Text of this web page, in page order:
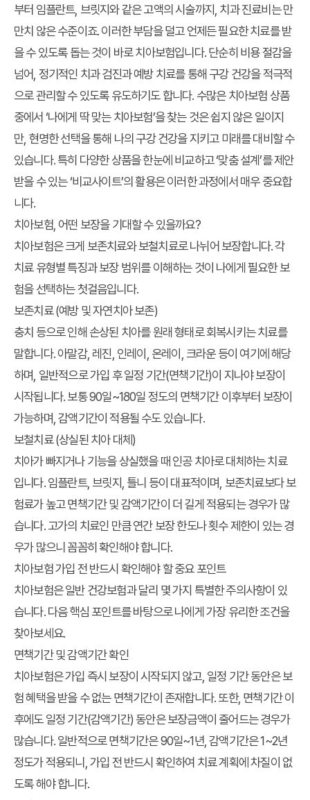
부터 임플란트, 브릿지와 같은 고액의 시술까지, 치과 진료비는 만
만치 않은 수준이죠. 이러한 부담을 덜고 언제든 필요한 치료를 받
을 수 있도록 돕는 것이 바로 치아보험입니다. 단순히 비용 절감을
넘어, 정기적인 치과 검진과 예방 치료를 통해 구강 건강을 적극적
으로 관리할 수 있도록 유도하기도 합니다. 수많은 치아보험 상품
중에서 ‘나에게 딱 맞는 치아보험’을 찾는 것은 쉽지 않은 일이지
만, 현명한 선택을 통해 나의 구강 건강을 지키고 미래를 대비할 수
있습니다. 특히 다양한 상품을 한눈에 비교하고 ‘맞춤 설계’를 제안
받을 수 있는 ‘비교사이트’의 활용은 이러한 과정에서 매우 중요합
니다.
치아보험, 어떤 보장을 기대할 수 있을까요?
치아보험은 크게 보존치료와 보철치료로 나뉘어 보장합니다. 각
치료 유형별 특징과 보장 범위를 이해하는 것이 나에게 필요한 보
험을 선택하는 첫걸음입니다.
보존치료 (예방 및 자연치아 보존)
충치 등으로 인해 손상된 치아를 원래 형태로 회복시키는 치료를
말합니다. 아말감, 레진, 인레이, 온레이, 크라운 등이 여기에 해당
하며, 일반적으로 가입 후 일정 기간(면책기간)이 지나야 보장이
시작됩니다. 보통 90일~180일 정도의 면책기간 이후부터 보장이
가능하며, 감액기간이 적용될 수도 있습니다.
보철치료 (상실된 치아 대체)
치아가 빠지거나 기능을 상실했을 때 인공 치아로 대체하는 치료
입니다. 임플란트, 브릿지, 틀니 등이 대표적이며, 보존치료보다 보
험료가 높고 면책기간 및 감액기간이 더 길게 적용되는 경우가 많
습니다. 고가의 치료인 만큼 연간 보장 한도나 횟수 제한이 있는 경
우가 많으니 꼼꼼히 확인해야 합니다.
치아보험 가입 전 반드시 확인해야 할 중요 포인트
치아보험은 일반 건강보험과 달리 몇 가지 특별한 주의사항이 있
습니다. 다음 핵심 포인트를 바탕으로 나에게 가장 유리한 조건을
찾아보세요.
면책기간 및 감액기간 확인
치아보험은 가입 즉시 보장이 시작되지 않고, 일정 기간 동안은 보
험 혜택을 받을 수 없는 면책기간이 존재합니다. 또한, 면책기간 이
후에도 일정 기간(감액기간) 동안은 보장금액이 줄어드는 경우가
많습니다. 일반적으로 면책기간은 90일~1년, 감액기간은 1~2년
정도가 적용되니, 가입 전 반드시 확인하여 치료 계획에 차질이 없
도록 해야 합니다.